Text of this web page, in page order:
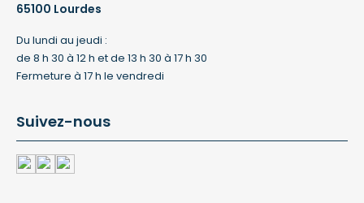
65100 Lourdes
Du lundi au jeudi :
de 8 h 30 à 12 h et de 13 h 30 à 17 h 30
Fermeture à 17 h le vendredi
Suivez-nous